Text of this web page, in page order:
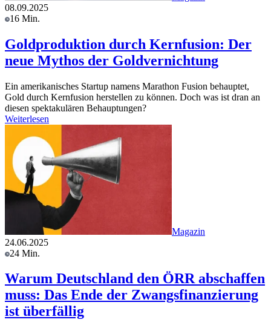
08.09.2025
16 Min.
Goldproduktion durch Kernfusion: Der
neue Mythos der Goldvernichtung
Ein amerikanisches Startup namens Marathon Fusion behauptet,
Gold durch Kernfusion herstellen zu können. Doch was ist dran an
diesen spektakulären Behauptungen?
Weiterlesen
Magazin
24.06.2025
24 Min.
Warum Deutschland den ÖRR abschaffen
muss: Das Ende der Zwangsfinanzierung
ist überfällig